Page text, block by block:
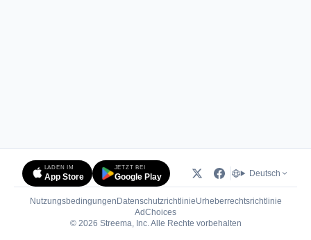
LADEN IM
App Store
JETZT BEI
Google Play Deutsch
Nutzungsbedingungen DatenschutzrichtlinieUrheberrechtsrichtlinie
AdChoices(öffnet in neuem Tab)
© 2026 Streema, Inc. Alle Rechte vorbehalten